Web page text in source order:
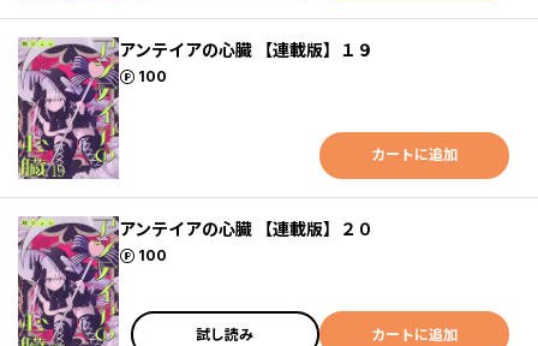
アンテイアの心臓 【連載版】１９
100
ポイント
カートに追加
アンテイアの心臓 【連載版】２０
100
ポイント
試し読み カートに追加